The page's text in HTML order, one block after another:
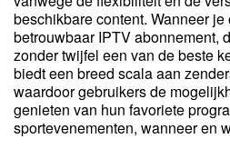
beschikbare content. Wanneer
betrouwbaar IPTV abonnement,
zonder twijfel een van de beste
biedt een breed scala aan
waardoor gebruikers de
genieten van hun favoriete
sportevenementen, wanneer en